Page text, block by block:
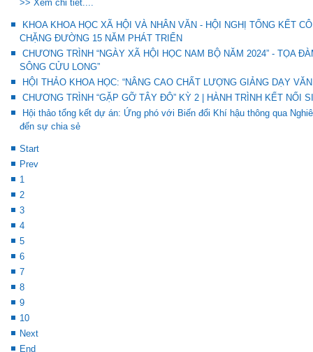
>> Xem chi tiết....
KHOA KHOA HỌC XÃ HỘI VÀ NHÂN VĂN - HỘI NGHỊ TỔNG KẾT
CHẶNG ĐƯỜNG 15 NĂM PHÁT TRIỂN
CHƯƠNG TRÌNH “NGÀY XÃ HỘI HỌC NAM BỘ NĂM 2024” - TỌA
SÔNG CỬU LONG”
HỘI THẢO KHOA HỌC: “NÂNG CAO CHẤT LƯỢNG GIẢNG DẠY
CHƯƠNG TRÌNH “GẶP GỠ TÂY ĐÔ” KỲ 2 | HÀNH TRÌNH KẾT NỐI
Hội thảo tổng kết dự án: Ứng phó với Biến đổi Khí hậu thông qua
đến sự chia sẻ
Start
Prev
1
2
3
4
5
6
7
8
9
10
Next
End